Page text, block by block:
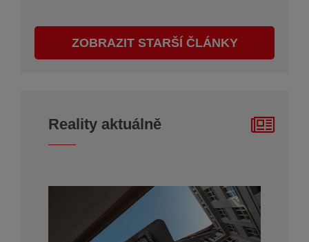
ZOBRAZIT STARŠÍ ČLÁNKY
Reality aktuálně